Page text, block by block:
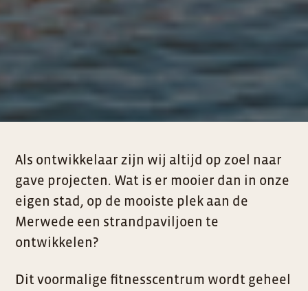
Als ontwikkelaar zijn wij altijd op zoel naar
gave projecten. Wat is er mooier dan in onze
eigen stad, op de mooiste plek aan de
Merwede een strandpaviljoen te
ontwikkelen?
Dit voormalige fitnesscentrum wordt geheel